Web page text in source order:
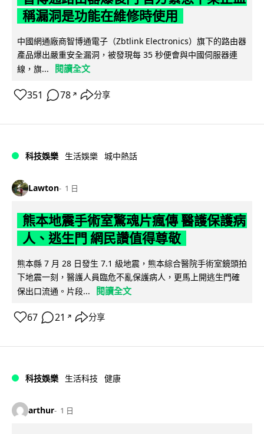
稱漏洞是功能在維修時使用
中國網通廠商智博通電子（Zbtlink Electronics）旗下的路由器
產品爆出嚴重安全漏洞，被發現每 35 秒便會與中國伺服器連
線，旗...
閱讀全文
351 78 ↗ 分享
科技娛樂 生活娛樂 城中熱話
Lawton 1 日
熊本地震手術室驚魂片瘋傳 醫護保護病
人、逃生門 網民讚值得尊敬
熊本縣 7 月 28 日發生 7.1 級地震，熊本綜合醫院手術室鏡頭拍
下地震一刻，醫護人員臨危不亂保護病人，更馬上開逃生門確
保出口流通。片段...
閱讀全文
67 21 ↗ 分享
科技娛樂 生活科技 健康
arthur 1 日